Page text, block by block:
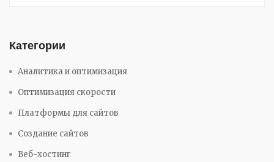
Категории
Аналитика и оптимизация
Оптимизация скорости
Платформы для сайтов
Создание сайтов
Веб-хостинг